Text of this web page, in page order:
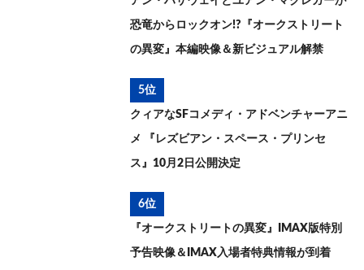
恐竜からロックオン!?『オークストリート
の異変』本編映像＆新ビジュアル解禁
5位
クィアなSFコメディ・アドベンチャーアニ
メ 『レズビアン・スペース・プリンセ
ス』10月2日公開決定
6位
『オークストリートの異変』IMAX版特別
予告映像＆IMAX入場者特典情報が到着